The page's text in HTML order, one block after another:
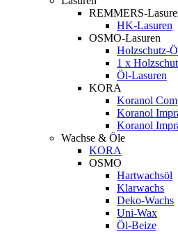
REMMERS-
HK-Lasuren
OSMO-Lasuren
Holzschutz-
1 x
Öl-Lasuren
KORA
Koranol
Koranol
Koranol
Wachse & Öle
KORA
OSMO
Hartwachsöl
Klarwachs
Deko-Wachs
Uni-Wax
Öl-Beize